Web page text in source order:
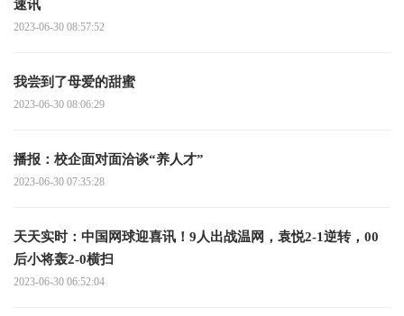
速讯
2023-06-30 08:57:52
我尝到了母爱的甜蜜
2023-06-30 08:06:29
播报：校企面对面洽谈“养人才”
2023-06-30 07:35:28
天天实时：中国网球迎喜讯！9人出战温网，袁悦2-1逆转，00
后小将轰2-0横扫
2023-06-30 06:52:04